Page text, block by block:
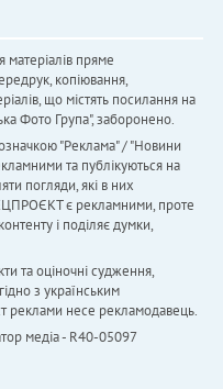
матеріалів пряме
копіювання,
що містять посилання на
Фото Група", заборонено.
"Реклама" / "Новини
та публікуються на
погляди, які в них
є рекламними, проте
і поділяє думки,
та оціночні судження,
з українським
реклами несе рекламодавець.
медіа - R40-05097